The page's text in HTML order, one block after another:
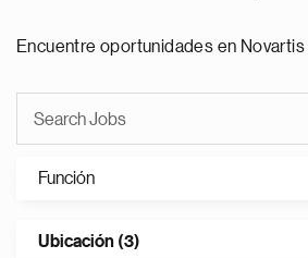
Encuentre oportunidades en Novartis
Función
Ubicación (3)